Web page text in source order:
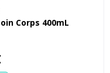
Corps 400mL